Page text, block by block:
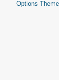
Options Theme